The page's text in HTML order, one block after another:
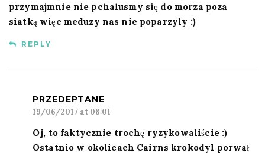
przymajmnie nie pchalusmy się do morza poza
siatką więc meduzy nas nie poparzyly :)
REPLY
PRZEDEPTANE
19/06/2017 at 08:01
Oj, to faktycznie trochę ryzykowaliście :)
Ostatnio w okolicach Cairns krokodyl porwał